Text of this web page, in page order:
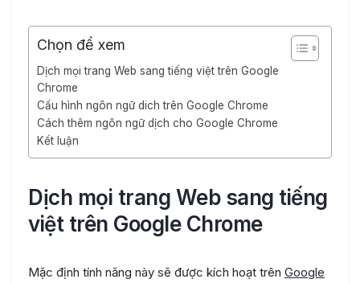
Chọn để xem
Dịch mọi trang Web sang tiếng việt trên Google
Chrome
Cấu hình ngôn ngữ dich trên Google Chrome
Cách thêm ngôn ngữ dịch cho Google Chrome
Kết luận
Dịch mọi trang Web sang tiếng
việt trên Google Chrome
Mặc định tính năng này sẽ được kích hoạt trên Google